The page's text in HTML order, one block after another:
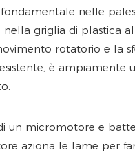
nelle
nella griglia di plastica
rotatorio e la
è ampiamente
un micromotore e
aziona le lame per